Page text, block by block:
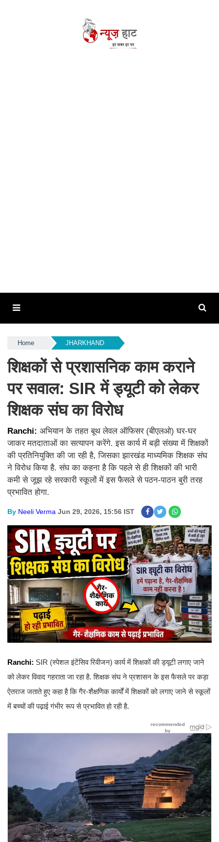
Home JHARKHAND
शिक्षकों से प्रशासनिक काम कराने
पर सवाल: SIR में ड्यूटी को लेकर
शिक्षक संघ का विरोध
Ranchi: अभियान के तहत बूथ लेवल ऑफिसर (बीएलओ) घर-घर
जाकर मतदाताओं का सत्यापन करेंगे. इस कार्य में बड़ी संख्या में शिक्षकों
की प्रतिनियुक्ति की जा रही है, जिसका झारखंड माध्यमिक शिक्षक संघ
ने विरोध किया है. संघ का कहना है कि पहले से ही शिक्षकों की भारी
कमी से जूझ रहे सरकारी स्कूलों में इस फैसले से पठन-पाठन बुरी तरह
प्रभावित होगा.
By Neeli Verma Jun 29, 2026, 15:56 IST
Ranchi: SIR (स्पेशल इंटेंसिव रिवीजन) कार्य में शिक्षकों की ड्यूटी लगाए जाने
को लेकर विवाद गहराता जा रहा है. शिक्षक संघ ने प्रशासन के इस फैसले पर कड़ा
ऐतराज जताते हुए कहा है कि गैर-शैक्षणिक कार्यों में शिक्षकों को लगाए जाने से स्कूलों
में बच्चों की पढ़ाई गंभीर रूप से प्रभावित हो रही है.